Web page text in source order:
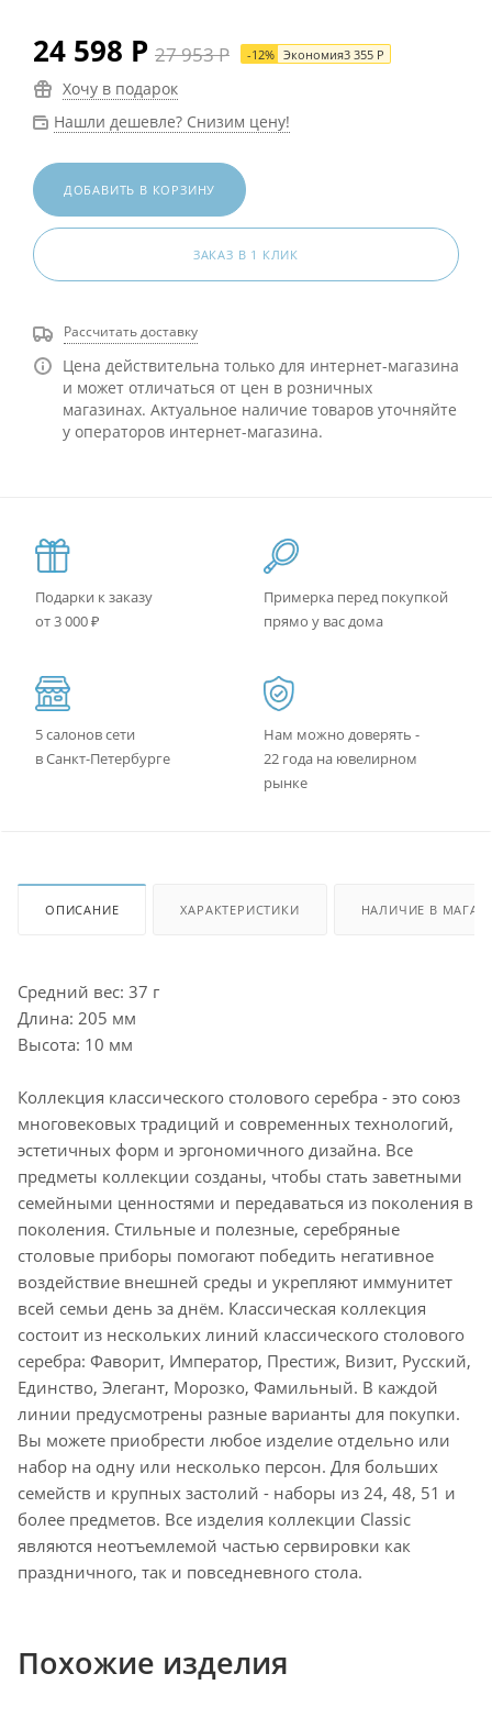
24 598 Р 27 953Р -12% Экономия3 355 Р
Хочу в подарок
Нашли дешевле? Снизим цену!
ДОБАВИТЬ В КОРЗИНУ
ЗАКАЗ В 1 КЛИК
Рассчитать доставку
Цена действительна только для интернет-магазина
и может отличаться от цен в розничных
магазинах. Актуальное наличие товаров уточняйте
у операторов интернет-магазина.
Подарки к заказу
от 3 000 ₽
Примерка перед покупкой
прямо у вас дома
5 салонов сети
в Санкт-Петербурге
Нам можно доверять -
22 года на ювелирном
рынке
ОПИСАНИЕ ХАРАКТЕРИСТИКИ НАЛИЧИЕ В
Средний вес: 37 г
Длина: 205 мм
Высота: 10 мм
Коллекция классического столового серебра - это союз
многовековых традиций и современных технологий,
эстетичных форм и эргономичного дизайна. Все
предметы коллекции созданы, чтобы стать заветными
семейными ценностями и передаваться из поколения в
поколения. Стильные и полезные, серебряные
столовые приборы помогают победить негативное
воздействие внешней среды и укрепляют иммунитет
всей семьи день за днём. Классическая коллекция
состоит из нескольких линий классического столового
серебра: Фаворит, Император, Престиж, Визит, Русский,
Единство, Элегант, Морозко, Фамильный. В каждой
линии предусмотрены разные варианты для покупки.
Вы можете приобрести любое изделие отдельно или
набор на одну или несколько персон. Для больших
семейств и крупных застолий - наборы из 24, 48, 51 и
более предметов. Все изделия коллекции Classic
являются неотъемлемой частью сервировки как
праздничного, так и повседневного стола.
Похожие изделия